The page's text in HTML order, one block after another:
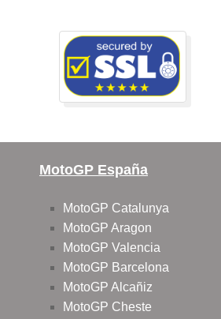
MotoGP España
MotoGP Catalunya
MotoGP Aragon
MotoGP Valencia
MotoGP Barcelona
MotoGP Alcañiz
MotoGP Cheste